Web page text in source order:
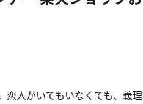
恋人がいてもいなくても、義